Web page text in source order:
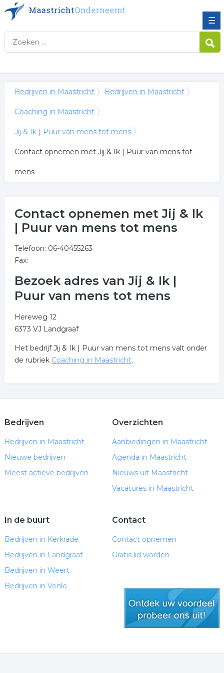
☰
Bedrijven in Maastricht Bedrijven in Maastricht
Coaching in Maastricht
Jij & Ik | Puur van mens tot mens
Contact opnemen met Jij & Ik | Puur van mens tot
mens
Contact opnemen met Jij & Ik
| Puur van mens tot mens
Telefoon: 06-40455263
Fax:
Bezoek adres van Jij & Ik |
Puur van mens tot mens
Hereweg 12
6373 VJ Landgraaf
Het bedrijf Jij & Ik | Puur van mens tot mens valt onder
de rubriek Coaching in Maastricht.
Bedrijven
Bedrijven in Maastricht
Nieuwe bedrijven
Meest actieve bedrijven
Overzichten
Aanbiedingen in Maastricht
Agenda in Maastricht
Nieuws uit Maastricht
Vacatures in Maastricht
In de buurt
Bedrijven in Kerkrade
Bedrijven in Landgraaf
Bedrijven in Weert
Bedrijven in Venlo
Contact
Contact opnemen
Gratis lid worden